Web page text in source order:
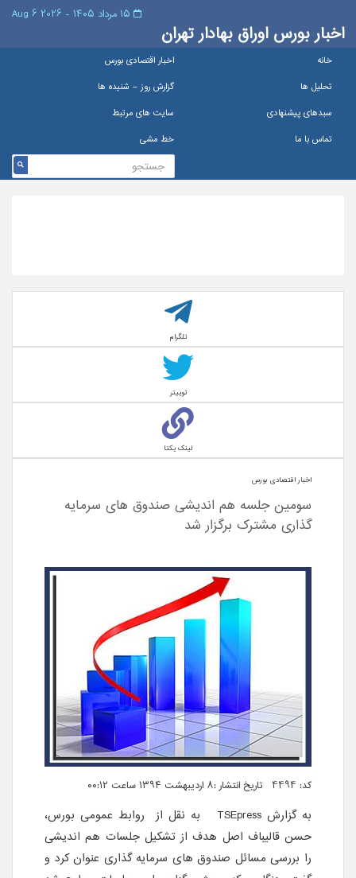
اخبار بورس اوراق بهادار تهران
خانه
اخبار اقتصادی بورس
تحلیل ها
گزارش روز – شنيده ها
سبدهای پیشنهادی
سایت های مرتبط
تماس با ما
خط مشی
تلگرام
توییتر
لینک یکتا
اخبار اقتصادی بورس
سومین جلسه هم اندیشی صندوق های سرمایه
گذاری مشترک برگزار شد
کد: 4494 تاریخ انتشار :۸ اردیبهشت ۱۳۹۴ ساعت ۰۰:۱۲
به گزارش TSEpress
به نقل از روابط عمومی بورس،
حسن قالیباف اصل هدف از تشکیل جلسات هم اندیشی
را بررسی مسائل صندوق های سرمایه گذاری عنوان کرد و